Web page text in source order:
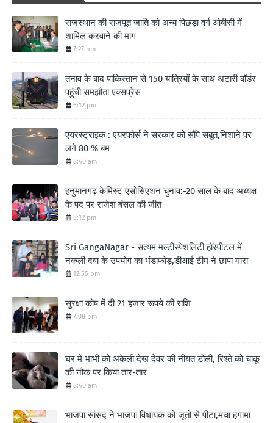
राजस्थान की राजपूत जाति को अन्य पिछड़ा वर्ग ओबीसी में
शामिल करवाने की मांग
7:27 pm
तनाव के बाद पाकिस्तान से 150 यात्रियों के साथ अटारी बॉर्डर
पहुंची समझौता एक्सप्रेस
6:12 pm
एयरस्ट्राइक : एयरफोर्स ने सरकार को सौंपे सबूत,निशाने पर
लगे 80 % बम
8:40 am
हनुमानगढ़ केमिस्ट एसोसिएशन चुनाव:-20 साल के बाद अध्यक्ष
के पद पर राजेश बंसल की जीत
5:12 pm
Sri GangaNagar - सत्यम मल्टीस्पेशलिटी हॉस्पीटल में
नकली दवा के उपयोग का भंडाफोड़,डीआई टीम ने छापा मारा
12:55 pm
सुरक्षा कोष में दी 21 हजार रूपये की राशि
7:08 pm
घर में भाभी को अकेली देख देवर की नीयत डोली, रिश्ते को चाकू
की नौक पर किया तार-तार
8:40 am
भाजपा सांसद ने भाजपा विधायक को जूतो से पीटा,मचा हंगामा